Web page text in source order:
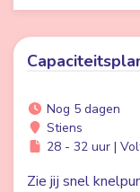
Nog 5 dagen
Stiens
28 - 32 uur |
Zie jij snel